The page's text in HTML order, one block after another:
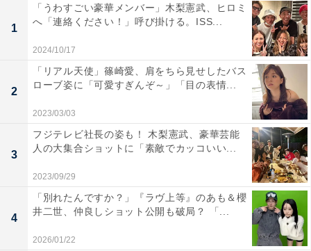
1
「うわすごい豪華メンバー」木梨憲武、ヒロミ
へ「連絡ください！」呼び掛ける。ISS...
2024/10/17
2
「リアル天使」篠崎愛、肩をちら見せしたバス
ローブ姿に「可愛すぎんぞ～」「目の表情...
2023/03/03
3
フジテレビ社長の姿も！ 木梨憲武、豪華芸能
人の大集合ショットに「素敵でカッコいい...
2023/09/29
4
「別れたんですか？」『ラヴ上等』のあも＆櫻
井二世、仲良しショット公開も破局？ 「...
2026/01/22